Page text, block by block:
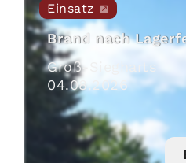
Einsatz
Brand nach
Groß-Siegharts
04.08.2026